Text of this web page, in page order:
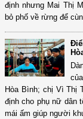
định nhưng Mai Thị
bỏ phố về rừng để
Hòa Bình; chị Vì Thị
định cho phụ nữ dân
mái ấm giúp người